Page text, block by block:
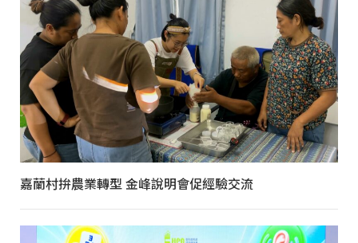
嘉蘭村拚農業轉型 金峰說明會促經驗交流